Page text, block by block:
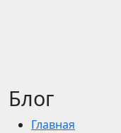
Блог
Главная